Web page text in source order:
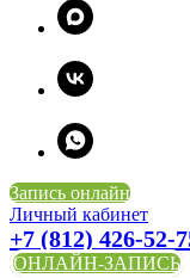
Запись онлайн
Личный кабинет
+7 (812) 426-52-
ОНЛАЙН-ЗАПИСЬ